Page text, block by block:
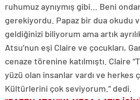
ruhumuz aynıymış gibi… Beni
gerekiyordu. Papaz bir dua okudu
geldiğinizi biliyorum ama artık
Atsu’nun eşi Claire ve çocukları,
cenaze törenine katılmıştı. Claire
yüzü olan insanlar vardı ve herkes
Kültürlerini çok seviyorum.” dedi.